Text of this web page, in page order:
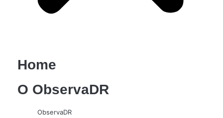
Home
O ObservaDR
ObservaDR